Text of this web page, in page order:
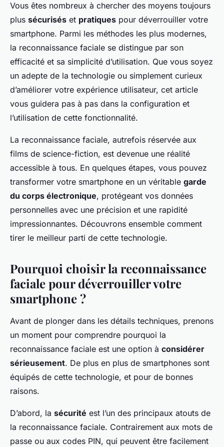
Vous êtes nombreux à chercher des moyens toujours
plus sécurisés et pratiques pour déverrouiller votre
smartphone. Parmi les méthodes les plus modernes,
la reconnaissance faciale se distingue par son
efficacité et sa simplicité d’utilisation. Que vous soyez
un adepte de la technologie ou simplement curieux
d’améliorer votre expérience utilisateur, cet article
vous guidera pas à pas dans la configuration et
l’utilisation de cette fonctionnalité.
La reconnaissance faciale, autrefois réservée aux
films de science-fiction, est devenue une réalité
accessible à tous. En quelques étapes, vous pouvez
transformer votre smartphone en un véritable garde
du corps électronique, protégeant vos données
personnelles avec une précision et une rapidité
impressionnantes. Découvrons ensemble comment
tirer le meilleur parti de cette technologie.
Pourquoi choisir la reconnaissance
faciale pour déverrouiller votre
smartphone ?
Avant de plonger dans les détails techniques, prenons
un moment pour comprendre pourquoi la
reconnaissance faciale est une option à considérer
sérieusement. De plus en plus de smartphones sont
équipés de cette technologie, et pour de bonnes
raisons.
D’abord, la sécurité est l’un des principaux atouts de
la reconnaissance faciale. Contrairement aux mots de
passe ou aux codes PIN, qui peuvent être facilement